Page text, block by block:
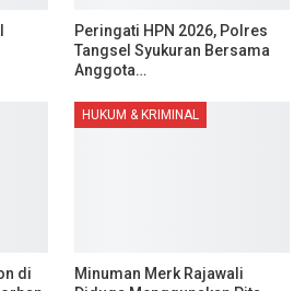
Peringati HPN 2026, Polres
Tangsel Syukuran Bersama
Anggota…
di
HUKUM & KRIMINAL
Minuman Merk Rajawali